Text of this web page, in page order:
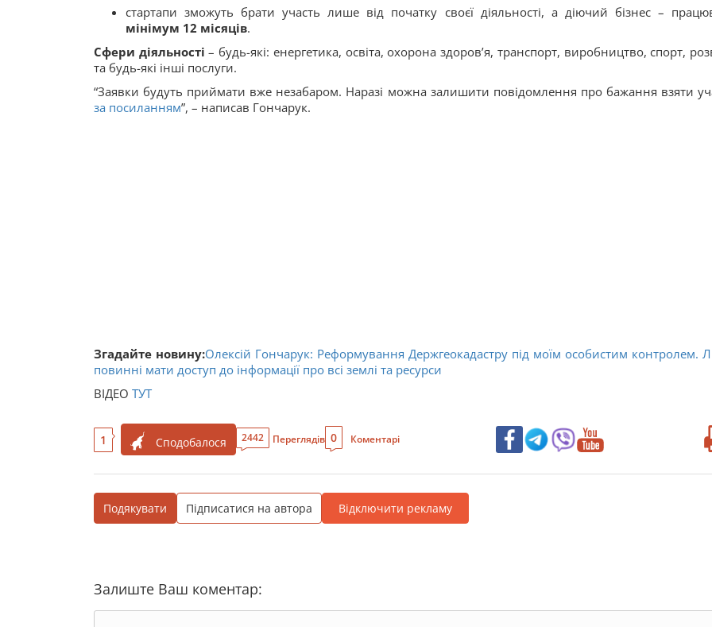
стартапи зможуть брати участь лише від початку своєї діяльності, а діючий бізнес –
мінімум 12 місяців.
Сфери діяльності – будь-які: енергетика, освіта, охорона здоров’я, транспорт, виробництво, спорт,
та будь-які інші послуги.
“Заявки будуть приймати вже незабаром. Наразі можна залишити повідомлення про бажання взяти
за посиланням”, – написав Гончарук.
Згадайте новину:Олексій Гончарук: Реформування Держгеокадастру під моїм особистим контролем.
повинні мати доступ до інформації про всі землі та ресурси
ВІДЕО ТУТ
1 Сподобалося 2442 Переглядів 0 Коментарі
Подякувати Підписатися на автора Відключити рекламу
Залиште Ваш коментар: